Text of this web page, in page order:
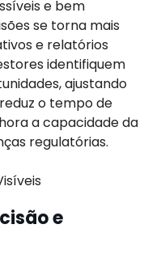
e bem
se torna mais
e relatórios
identifiquem
ajustando
o tempo de
a capacidade da
regulatórias.
e